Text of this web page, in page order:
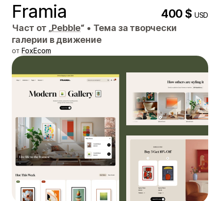
Framia 400 $USD
Част от „Pebble“ • Тема за творчески
галерии в движение
от FoxEcom